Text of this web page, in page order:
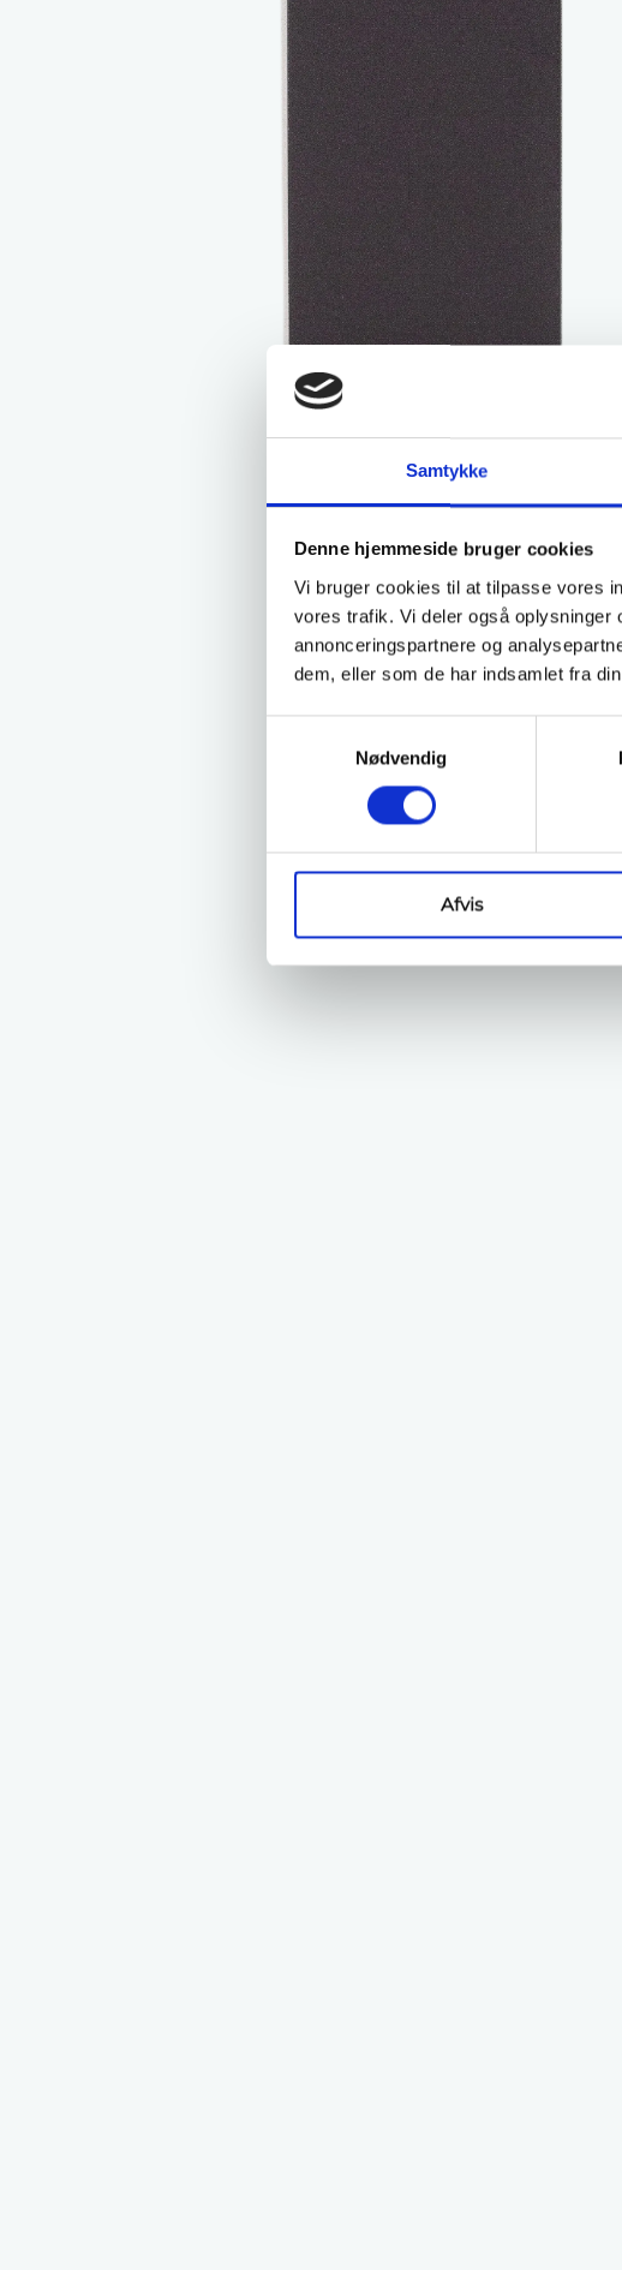
Samtykke
Denne hjemmeside bruger cookies
Vi bruger cookies til at tilpasse vores
vores trafik. Vi deler også oplysninger
annonceringspartnere og
dem, eller som de har indsamlet fra
Nødvendig
Afvis